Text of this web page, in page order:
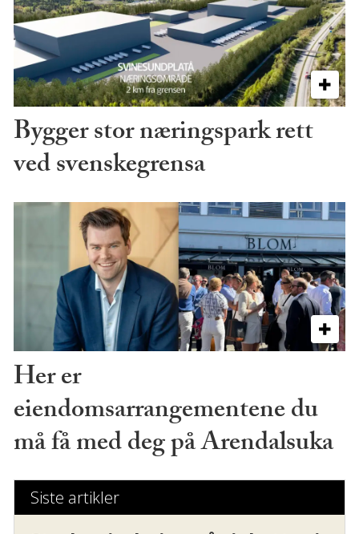
Bygger stor næringspark rett
ved svenskegrensa
Her er
eiendomsarrangementene du
må få med deg på Arendalsuka
Siste artikler